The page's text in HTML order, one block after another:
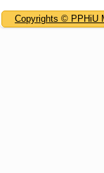
Copyrights © PPHiU